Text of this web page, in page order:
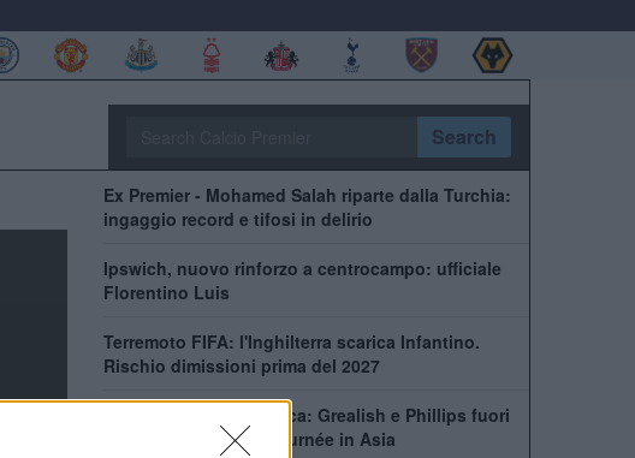
Search
Ex Premier - Mohamed Salah riparte dalla Turchia:
ingaggio record e tifosi in delirio
Ipswich, nuovo rinforzo a centrocampo: ufficiale
Florentino Luis
Terremoto FIFA: l'Inghilterra scarica Infantino.
Rischio dimissioni prima del 2027
City, scatta l'era Maresca: Grealish e Phillips fuori
dai convocati per la tournée in Asia